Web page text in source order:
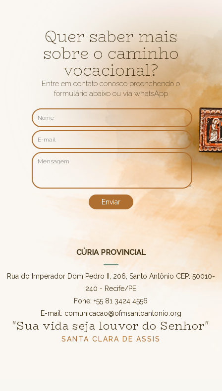
Quer saber mais
sobre o caminho
vocacional?
Entre em contato conosco preenchendo o
formulário abaixo ou via whatsApp
CÚRIA PROVINCIAL
Rua do Imperador Dom Pedro II, 206, Santo Antônio CEP: 50010-
240 - Recife/PE
Fone: +55 81 3424 4556
E-mail: comunicacao@ofmsantoantonio.org
"Sua vida seja louvor do Senhor"
SANTA CLARA DE ASSIS